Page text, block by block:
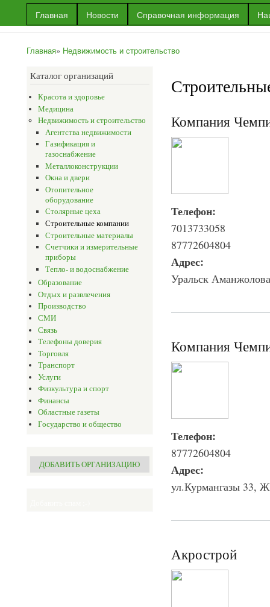
Главная Новости Справочная информация
Информационный
портал г.Уральска
Информация
и многое
Главная» Недвижимость и строительство
Каталог организаций
Красота и здоровье
Медицина
Недвижимость и строительство
Агентства недвижимости
Газификация и
газоснабжение
Металлоконструкции
Окна и двери
Отопительное
оборудование
Столярные цеха
Строительные компании
Строительные материалы
Счетчики и измерительные
приборы
Тепло- и водоснабжение
Образование
Отдых и развлечения
Производство
СМИ
Связь
Телефоны доверия
Торговля
Транспорт
Услуги
Физкультура и спорт
Финансы
Областные газеты
Государство и общество
ДОБАВИТЬ ОРГАНИЗАЦИЮ
Компания
Телефон:
7013733058
87772604804
Адрес:
Уральск
Компания
Телефон:
87772604804
Адрес:
ул.Курмангазы 33,
Акрострой